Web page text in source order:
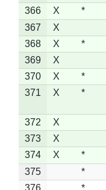
366
X *
367
X
368
X *
369
X
370
X *
371
X *
372 X
373
X
374
X *
375
*
376
*